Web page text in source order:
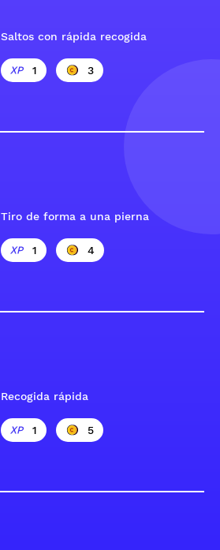
Saltos con rápida recogida
1 3
Tiro de forma a una pierna
1 4
Recogida rápida
1 5